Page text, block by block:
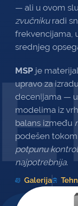
— ali u ovom
zvučnikuradi
frekvencijama,
srednjeg
MSP je
upravo za
decenijama —
modelima iz
balans između
podešen
potpunu
najpotrebnija.
Galerija